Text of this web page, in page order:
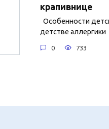
крапивнице
Особенности
детстве аллергики
0 733